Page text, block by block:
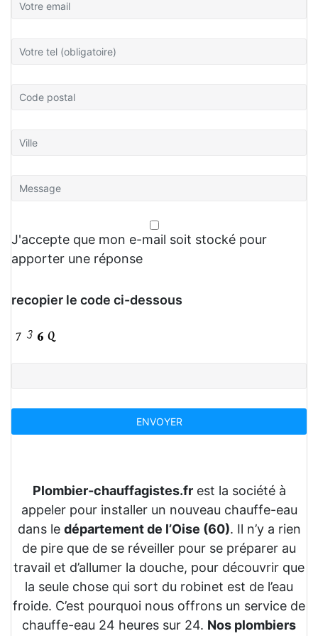
J'accepte que mon e-mail soit stocké pour
apporter une réponse
recopier le code ci-dessous
Plombier-chauffagistes.frest la société à
appeler pour installer un nouveau chauffe-eau
dans le département de l’Oise (60). Il n’y a rien
de pire que de se réveiller pour se préparer au
travail et d’allumer la douche, pour découvrir que
la seule chose qui sort du robinet est de l’eau
froide. C’est pourquoi nous offrons un service de
chauffe-eau 24 heures sur 24. Nos plombiers